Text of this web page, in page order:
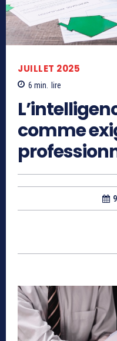
JUILLET 2025
6 min. lire
comme